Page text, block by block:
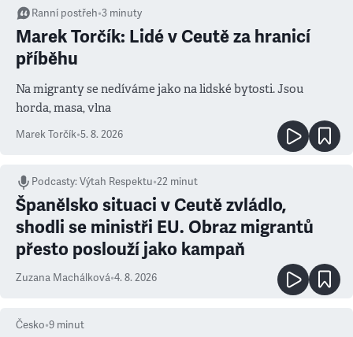
Ranní postřeh•3 minuty
Marek Torčík: Lidé v Ceutě za hranicí
příběhu
Na migranty se nedíváme jako na lidské bytosti. Jsou
horda, masa, vlna
Marek Torčík•5. 8. 2026
Podcasty:Výtah Respektu•22 minut
Španělsko situaci v Ceutě zvládlo,
shodli se ministři EU. Obraz migrantů
přesto poslouží jako kampaň
Zuzana Machálková•4. 8. 2026
Česko•9 minut